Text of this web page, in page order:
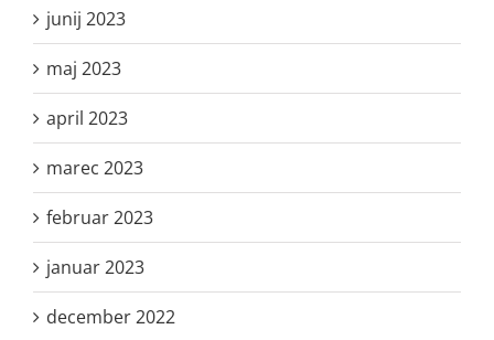
junij 2023
maj 2023
april 2023
marec 2023
februar 2023
januar 2023
december 2022